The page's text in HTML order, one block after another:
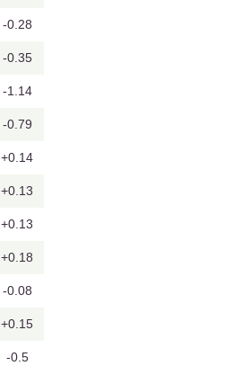
-0.28
-0.35
-1.14
-0.79
+0.14
+0.13
+0.13
+0.18
-0.08
+0.15
-0.5